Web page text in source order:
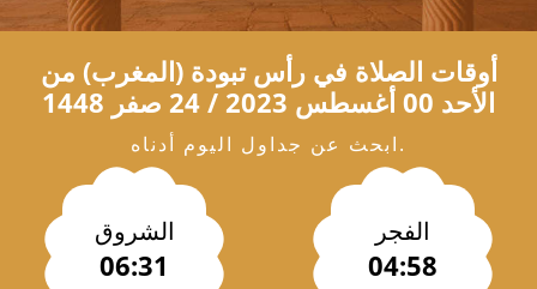
أوقات الصلاة فيرأس تبودة (المغرب) من
الأحد 00 أغسطس 2023 / 24 صفر 1448
ابحث عن جداول اليوم أدناه.
الفجر
04:58
الشروق
06:31